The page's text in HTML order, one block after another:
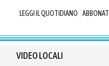
LEGGI IL QUOTIDIANO ABBONATI
VIDEO LOCALI